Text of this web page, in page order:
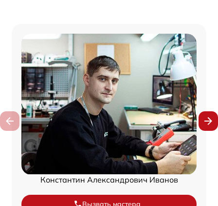
Константин Александрович Иванов
Вызвать мастера